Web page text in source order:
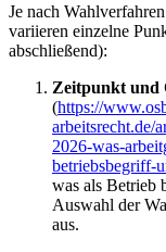
Je nach
variieren einzelne
abschließend):
Zeitpunkt und
(https://
arbeitsrecht.de/
2026-was-
betriebsbegriff-
was als Betrieb
Auswahl der
aus.